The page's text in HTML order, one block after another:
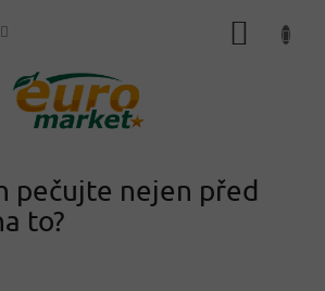
pečujte nejen před
to?